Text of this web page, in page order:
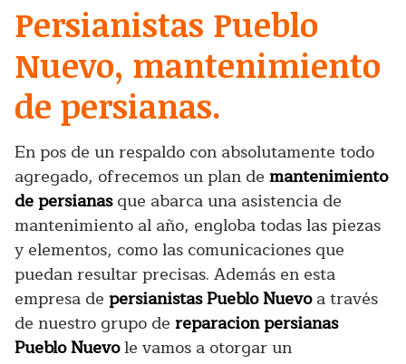
Persianistas Pueblo
Nuevo, mantenimiento
de persianas.
En pos de un respaldo con absolutamente todo
agregado, ofrecemos un plan de mantenimiento
de persianasque abarca una asistencia de
mantenimiento al año, engloba todas las piezas
y elementos, como las comunicaciones que
puedan resultar precisas. Además en esta
empresa de persianistas Pueblo Nuevoa través
de nuestro grupo de reparacion persianas
Pueblo Nuevole vamos a otorgar un